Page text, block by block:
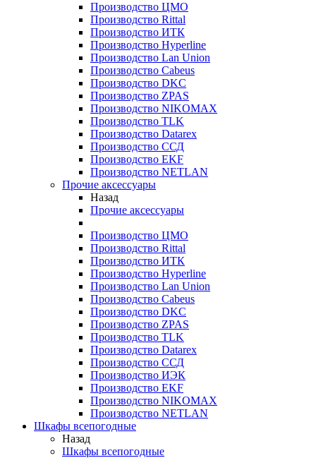
Производство ЦМО
Производство Rittal
Производство ИТК
Производство Hyperline
Производство Lan Union
Производство Cabeus
Производство DKC
Производство ZPAS
Производство NIKOMAX
Производство TLK
Производство Datarex
Производство ССД
Производство EKF
Производство NETLAN
Прочие аксеcсуары
Назад
Прочие аксеcсуары
Производство ЦМО
Производство Rittal
Производство ИТК
Производство Hyperline
Производство Lan Union
Производство Cabeus
Производство DKC
Производство ZPAS
Производство TLK
Производство Datarex
Производство ССД
Производство ИЭК
Производство EKF
Производство NIKOMAX
Производство NETLAN
Шкафы всепогодные
Назад
Шкафы всепогодные